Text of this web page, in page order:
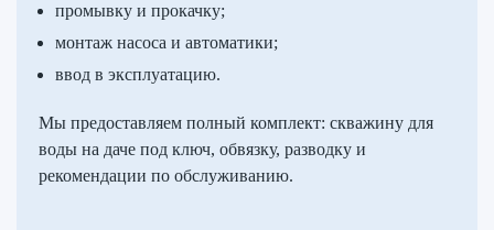
промывку и прокачку;
монтаж насоса и автоматики;
ввод в эксплуатацию.
Мы предоставляем полный комплект: скважину для
воды на даче под ключ, обвязку, разводку и
рекомендации по обслуживанию.